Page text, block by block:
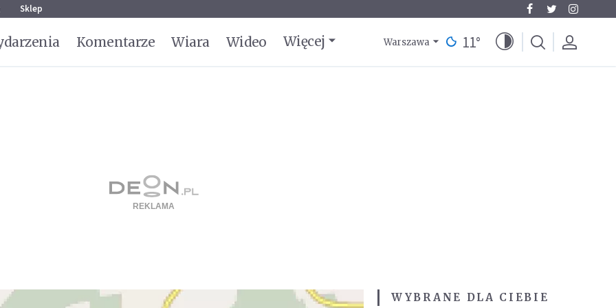
Sklep
Komentarze Wiara Wideo Więcej Warszawa 11°
WYBRANE DLA CIEBIE